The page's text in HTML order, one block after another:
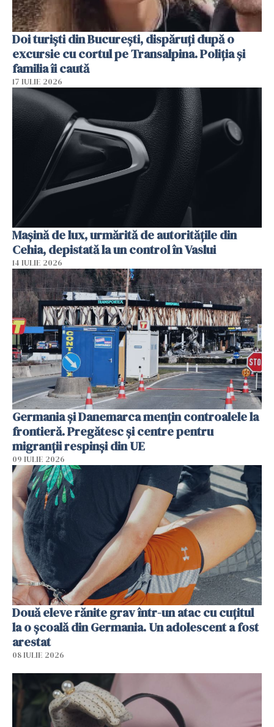
Doi turiști din București, dispăruți după o
excursie cu cortul pe Transalpina. Poliția și
familia îi caută
17 IULIE 2026
Mașină de lux, urmărită de autoritățile din
Cehia, depistată la un control în Vaslui
14 IULIE 2026
Germania și Danemarca mențin controalele la
frontieră. Pregătesc și centre pentru
migranții respinși din UE
09 IULIE 2026
Două eleve rănite grav într-un atac cu cuțitul
la o școală din Germania. Un adolescent a fost
arestat
08 IULIE 2026